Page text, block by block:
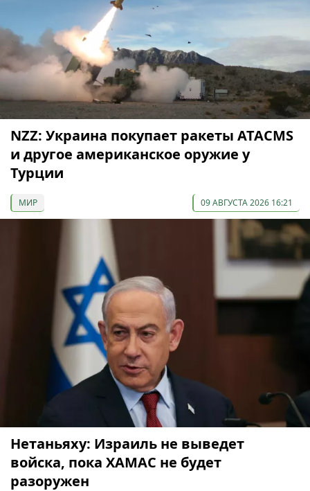
NZZ: Украина покупает ракеты ATACMS
и другое американское оружие у
Турции
МИР 09 АВГУСТА 2026 16:21
Нетаньяху: Израиль не выведет
войска, пока ХАМАС не будет
разоружен